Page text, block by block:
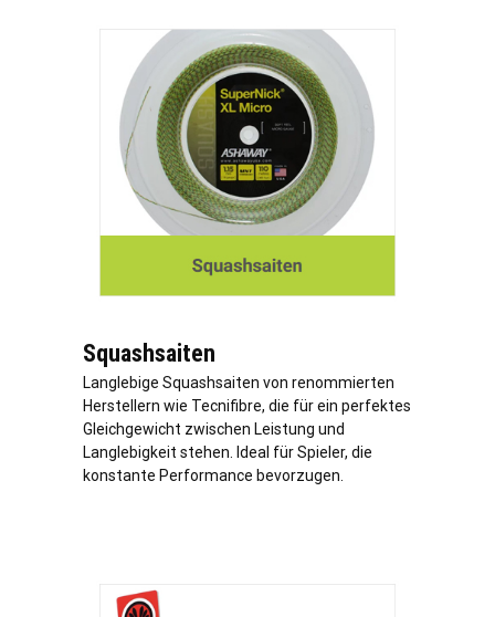
Squashsaiten
Langlebige Squashsaiten von renommierten
Herstellern wie Tecnifibre, die für ein perfektes
Gleichgewicht zwischen Leistung und
Langlebigkeit stehen. Ideal für Spieler, die
konstante Performance bevorzugen.